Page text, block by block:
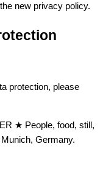
new privacy policy.
protection, please
★ People, food, still,
Germany.